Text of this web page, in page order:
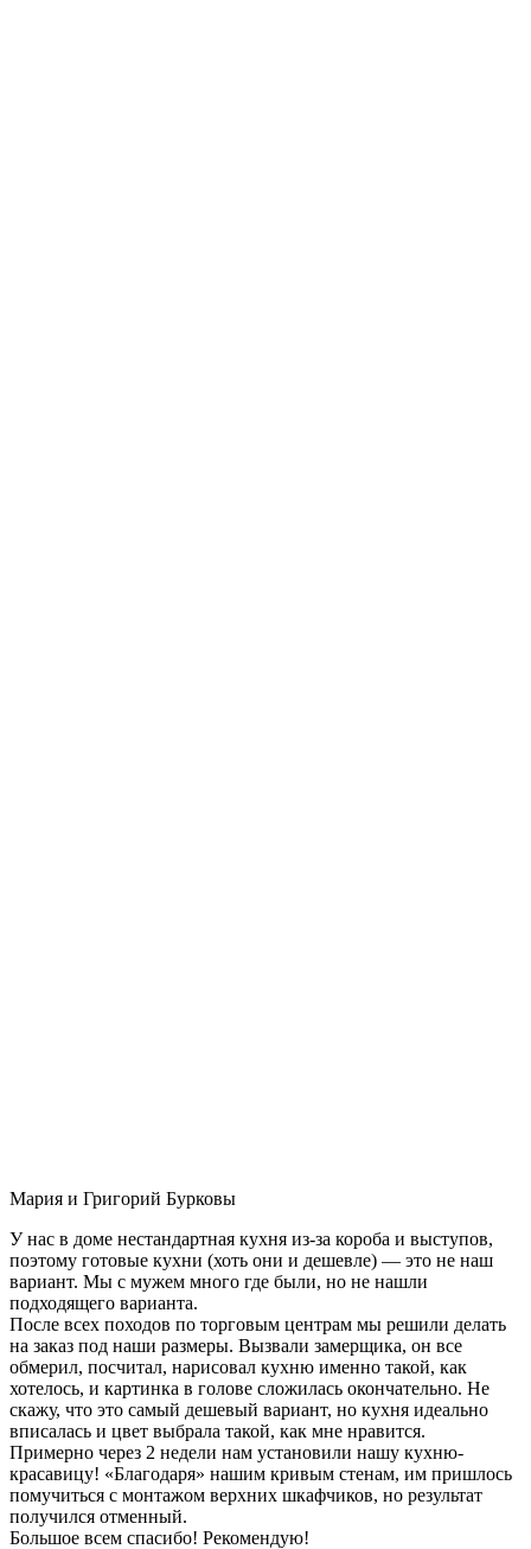
Мария и Григорий Бурковы
У нас в доме нестандартная кухня из-за короба и выступов,
поэтому готовые кухни (хоть они и дешевле) — это не наш
вариант. Мы с мужем много где были, но не нашли
подходящего варианта.
После всех походов по торговым центрам мы решили делать
на заказ под наши размеры. Вызвали замерщика, он все
обмерил, посчитал, нарисовал кухню именно такой, как
хотелось, и картинка в голове сложилась окончательно. Не
скажу, что это самый дешевый вариант, но кухня идеально
вписалась и цвет выбрала такой, как мне нравится.
Примерно через 2 недели нам установили нашу кухню-
красавицу! «Благодаря» нашим кривым стенам, им пришлось
помучиться с монтажом верхних шкафчиков, но результат
получился отменный.
Большое всем спасибо! Рекомендую!